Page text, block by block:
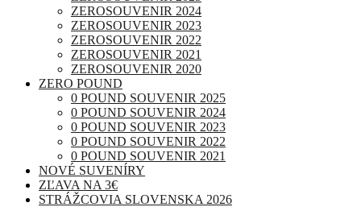
ZEROSOUVENIR 2024
ZEROSOUVENIR 2023
ZEROSOUVENIR 2022
ZEROSOUVENIR 2021
ZEROSOUVENIR 2020
ZERO POUND
0 POUND SOUVENIR 2025
0 POUND SOUVENIR 2024
0 POUND SOUVENIR 2023
0 POUND SOUVENIR 2022
0 POUND SOUVENIR 2021
NOVÉ SUVENÍRY
ZĽAVA NA 3€
STRÁŽCOVIA SLOVENSKA 2026